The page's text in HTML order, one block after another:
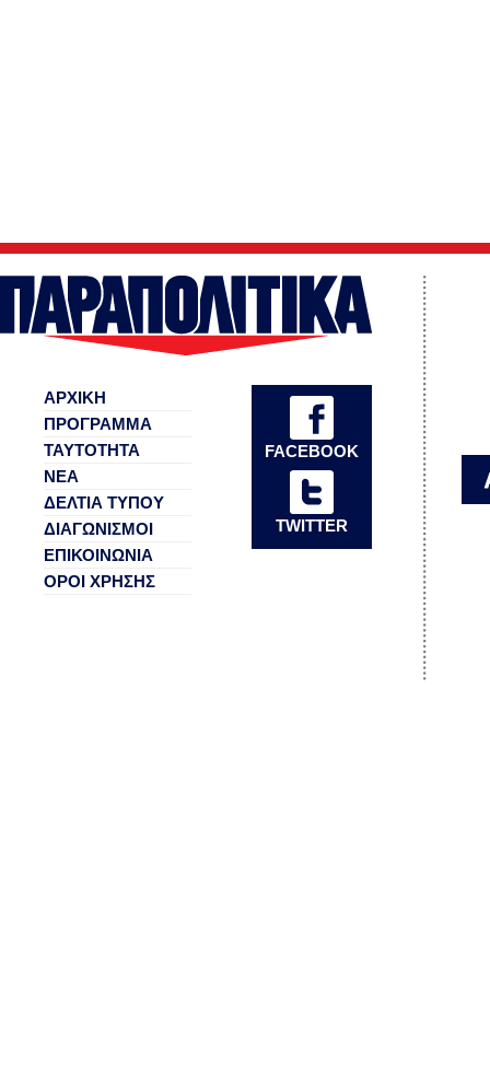
FACEBOOK
TWITTER
ΑΡΧΙΚΗ
ΠΡΟΓΡΑΜΜΑ
ΤΑΥΤΟΤΗΤΑ
ΝΕΑ
ΔΕΛΤΙΑ ΤΥΠΟΥ
ΔΙΑΓΩΝΙΣΜΟΙ
ΕΠΙΚΟΙΝΩΝΙΑ
ΟΡΟΙ ΧΡΗΣΗΣ